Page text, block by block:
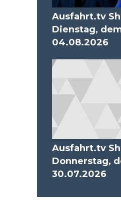
Ausfahrt.tv
Dienstag,
04.08.2026
Ausfahrt.tv
Donnerstag,
30.07.2026